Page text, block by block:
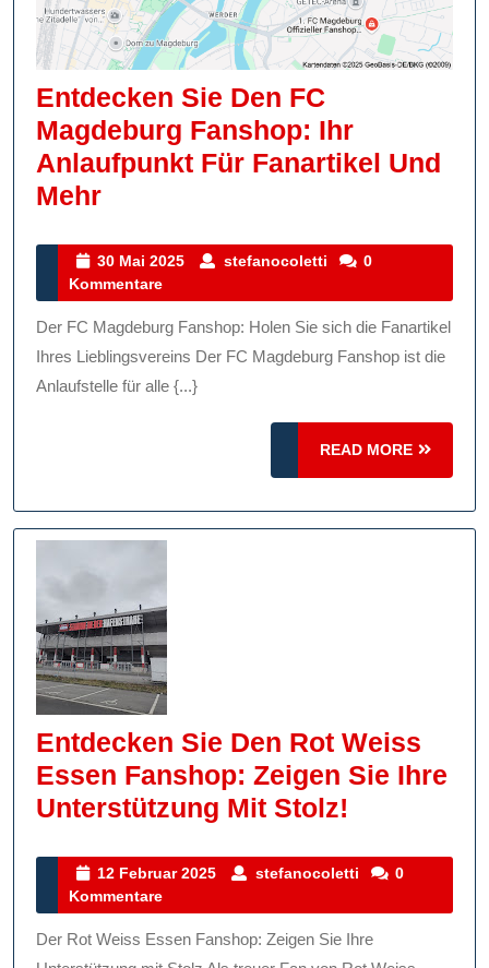
Entdecken Sie Den FC
Magdeburg Fanshop: Ihr
Anlaufpunkt Für Fanartikel Und
MehrEntdecken
Den
FC
Magdeburg
Fanshop:
Ihr
Und
30 Mai 2025
30
2025
stefanocoletti stefanocoletti
0
Kommentare
Der FC Magdeburg Fanshop: Holen Sie sich die Fanartikel
Ihres Lieblingsvereins Der FC Magdeburg Fanshop ist die
Anlaufstelle für alle {...}
READ MORE
READ
MORE
Entdecken Sie Den Rot Weiss
Essen Fanshop: Zeigen Sie Ihre
Unterstützung Mit Stolz!
Den
Weiss
12 Februar 2025
12
2025
stefanocoletti stefanocoletti
0
Kommentare
Der Rot Weiss Essen Fanshop: Zeigen Sie Ihre